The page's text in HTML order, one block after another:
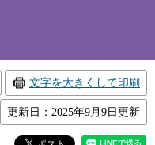
文字を大きくして印刷
更新日：2025年9月9日更新